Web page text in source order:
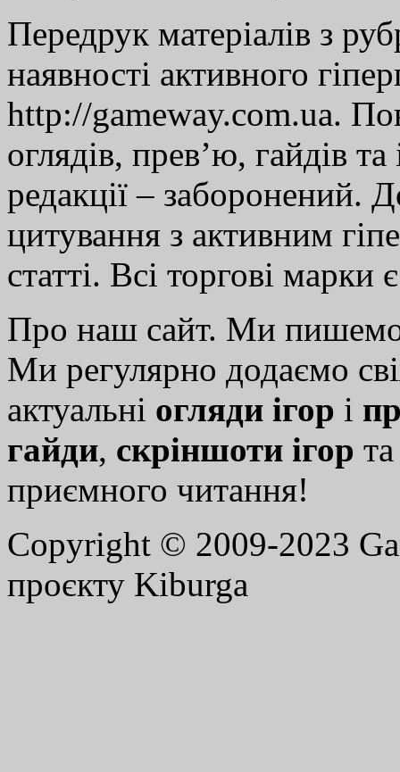
Передрук матеріалів з
наявності активного
http://gameway.com.ua.
оглядів, прев’ю, гайдів
редакції – заборонений.
цитування з активним
статті. Всі торгові марки
Про наш сайт. Ми
Ми регулярно додаємо
актуальні огляди ігор і
гайди, скріншоти ігор
приємного читання!
Copyright © 2009-2023
проєкту Kiburga